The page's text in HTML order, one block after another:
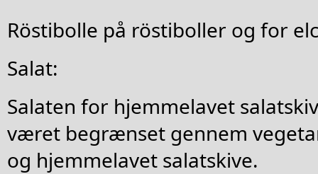
Röstibolle på röstiboller og for
Salat:
Salaten for hjemmelavet
været begrænset gennem
og hjemmelavet salatskive.